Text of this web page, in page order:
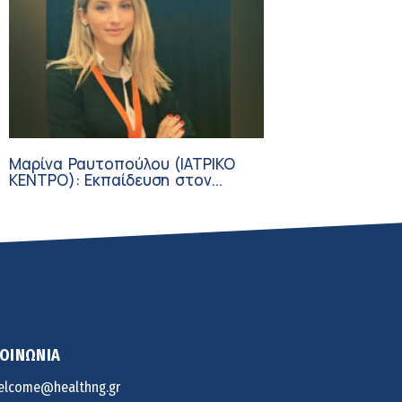
Μαρίνα Ραυτοπούλου (ΙΑΤΡΙΚΟ
ΚΕΝΤΡΟ): Εκπαίδευση στον